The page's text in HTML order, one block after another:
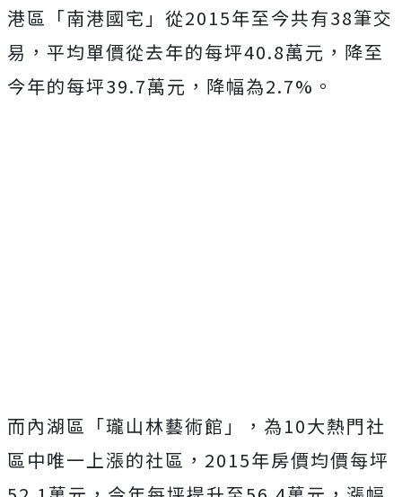
港區「南港國宅」從2015年至今共有38筆交
易，平均單價從去年的每坪40.8萬元，降至
今年的每坪39.7萬元，降幅為2.7%。
而內湖區「瓏山林藝術館」，為10大熱門社
區中唯一上漲的社區，2015年房價均價每坪